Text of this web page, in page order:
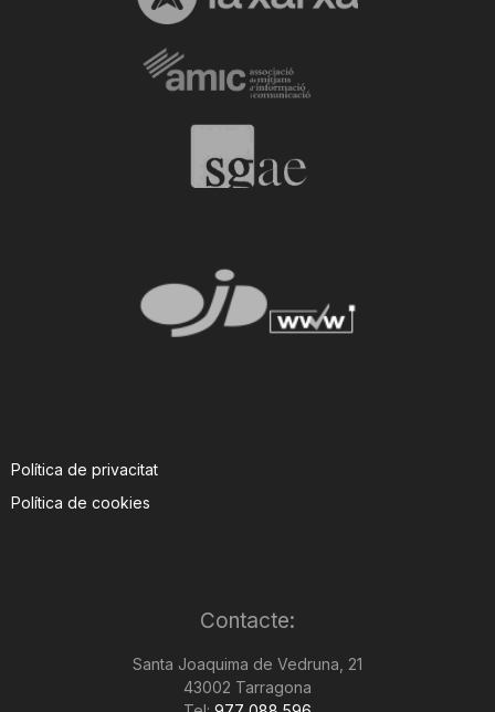
Política de privacitat
Política de cookies
Contacte:
Santa Joaquima de Vedruna, 21
43002 Tarragona